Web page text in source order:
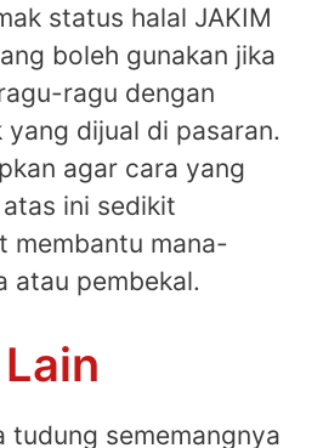
status halal JAKIM
boleh gunakan jika
ragu dengan
dijual di pasaran.
agar cara yang
ini sedikit
membantu mana-
atau pembekal.
tudung sememangnya